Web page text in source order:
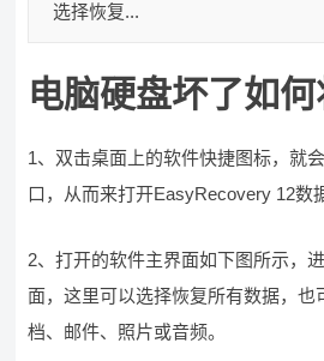
选择恢复...
电脑硬盘坏了如
1、双击桌面上的软件快捷图标，就
口，从而来打开EasyRecovery 12数
2、打开的软件主界面如下图所示，
面，这里可以选择恢复所有数据，也
档、邮件、照片或音频。